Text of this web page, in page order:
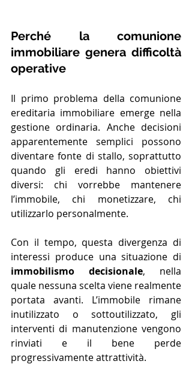
Perché la comunione
immobiliare genera difficoltà
operative
Il primo problema della comunione
ereditaria immobiliare emerge nella
gestione ordinaria. Anche decisioni
apparentemente semplici possono
diventare fonte di stallo, soprattutto
quando gli eredi hanno obiettivi
diversi: chi vorrebbe mantenere
l’immobile, chi monetizzare, chi
utilizzarlo personalmente.
Con il tempo, questa divergenza di
immobilismo decisionale, nella
quale nessuna scelta viene realmente
portata avanti. L’immobile rimane
inutilizzato o sottoutilizzato, gli
interventi di manutenzione vengono
rinviati e il bene perde
progressivamente attrattività.